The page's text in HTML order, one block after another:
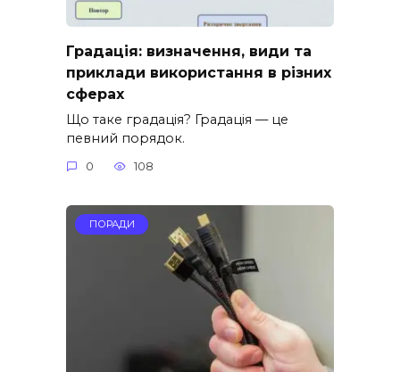
Градація: визначення, види та
приклади використання в різних
сферах
Що таке градація? Градація — це
певний порядок.
0 108
ПОРАДИ